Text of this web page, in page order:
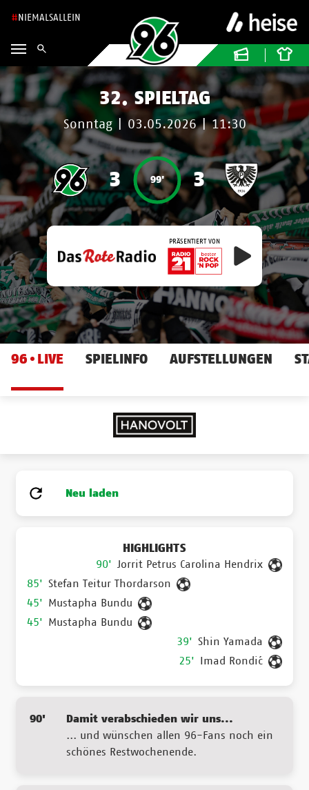
NIEMALSALLEIN
32. SPIELTAG
Sonntag 03.05.2026 | 11:30
3 99' 3
PRÄSENTIERT VON
96 LIVE SPIELINFO AUFSTELLUNGEN
Neu laden
HIGHLIGHTS
90'
Jorrit Petrus Carolina Hendrix
85' Stefan Teitur Thordarson
45'
Mustapha Bundu
45'
Mustapha Bundu
39' Shin Yamada
25'
Imad Rondić
90'
Damit verabschieden wir uns...
... und wünschen allen 96-Fans noch ein
schönes Restwochenende.